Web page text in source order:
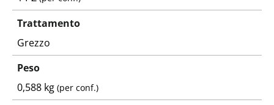
Trattamento
Grezzo
Peso
0,588 kg(per conf.)